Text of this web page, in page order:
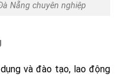
Nẵng chuyên nghiệp
và đào tạo, lao động